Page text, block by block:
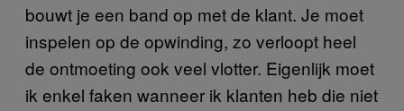
bouwt je een band op met de klant. Je moet
inspelen op de opwinding, zo verloopt heel
de ontmoeting ook veel vlotter. Eigenlijk moet
ik enkel faken wanneer ik klanten heb die niet